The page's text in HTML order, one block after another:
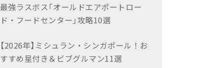
最強ラスボス「オールドエアポートロー
ド・フードセンター」攻略10選
【2026年】ミシュラン・シンガポール！お
すすめ星付き＆ビブグルマン11選